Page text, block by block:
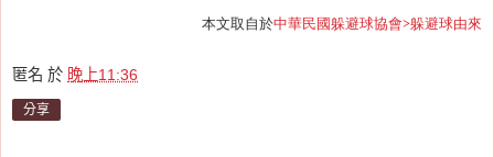
本文取自於中華民國躲避球協會>躲避球由來
匿名 於 晚上11:36
分享